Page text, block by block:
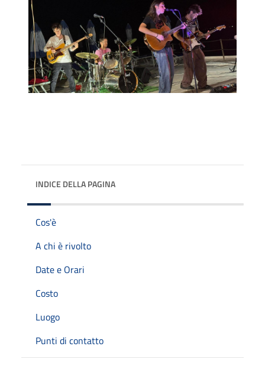
INDICE DELLA PAGINA
Cos'è
A chi è rivolto
Date e Orari
Costo
Luogo
Punti di contatto